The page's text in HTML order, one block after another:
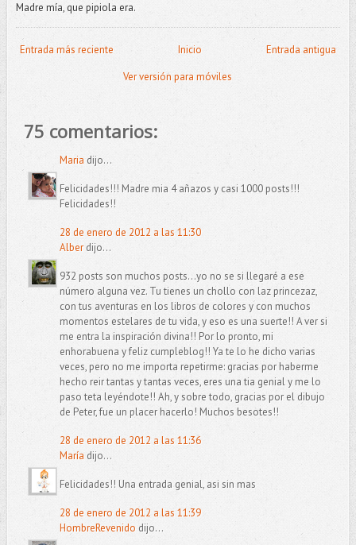
Madre mía, que pipiola era.
Entrada más reciente Entrada antigua
Inicio
Ver versión para móviles
75 comentarios:
Maria dijo...
Felicidades!!! Madre mia 4 añazos y casi 1000 posts!!!
Felicidades!!
28 de enero de 2012 a las 11:30
Alberdijo...
932 posts son muchos posts...yo no se si llegaré a ese
número alguna vez. Tu tienes un chollo con laz princezaz,
con tus aventuras en los libros de colores y con muchos
momentos estelares de tu vida, y eso es una suerte!! A ver si
me entra la inspiración divina!! Por lo pronto, mi
enhorabuena y feliz cumpleblog!! Ya te lo he dicho varias
veces, pero no me importa repetirme: gracias por haberme
hecho reir tantas y tantas veces, eres una tia genial y me lo
paso teta leyéndote!! Ah, y sobre todo, gracias por el dibujo
de Peter, fue un placer hacerlo! Muchos besotes!!
28 de enero de 2012 a las 11:36
María dijo...
Felicidades!! Una entrada genial, asi sin mas
28 de enero de 2012 a las 11:39
HombreRevenido dijo...